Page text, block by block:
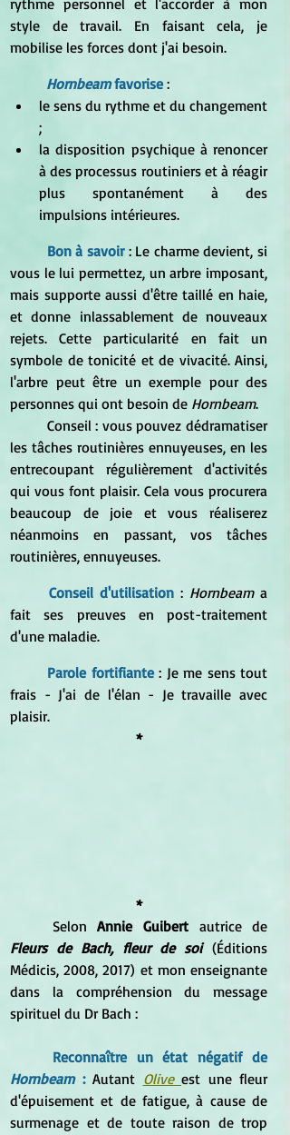
style de travail. En faisant cela, je
mobilise les forces dont j'ai besoin.
Hornbeam favorise :
le sens du rythme et du changement
;
la disposition psychique à renoncer
à des processus routiniers et à réagir
plus spontanément à des
impulsions intérieures.
Bon à savoir : Le charme devient, si
vous le lui permettez, un arbre imposant,
mais supporte aussi d'être taillé en haie,
et donne inlassablement de nouveaux
rejets. Cette particularité en fait un
symbole de tonicité et de vivacité. Ainsi,
l'arbre peut être un exemple pour des
personnes qui ont besoin de Hornbeam.
les tâches routinières ennuyeuses, en les
entrecoupant régulièrement d'activités
qui vous font plaisir. Cela vous procurera
beaucoup de joie et vous réaliserez
néanmoins en passant, vos tâches
routinières, ennuyeuses.
Conseil d'utilisation : Hornbeam a
fait ses preuves en post-traitement
d'une maladie.
Parole fortifiante : Je me sens tout
frais - J'ai de l'élan - Je travaille avec
plaisir.
*
*
	Selon
Annie Guibert
Fleurs de Bach, fleur de soi (Éditions
dans la compréhension du message
spirituel du Dr Bach :
Reconnaître un état négatif de
Hornbeam : Autant Olive est une fleur
d'épuisement et de fatigue, à cause de
surmenage et de toute raison de trop